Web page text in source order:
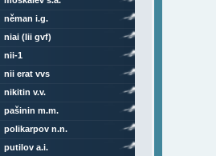
něman i.g.
niai (lii gvf)
nii-1
nii erat vvs
nikitin v.v.
pašinin m.m.
polikarpov n.n.
putilov a.i.